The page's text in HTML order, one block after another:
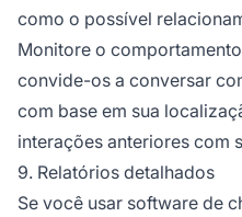
como o possível
Monitore o
convide-os a conversar
com base em sua
interações anteriores com
9. Relatórios detalhados
Se você usar software de